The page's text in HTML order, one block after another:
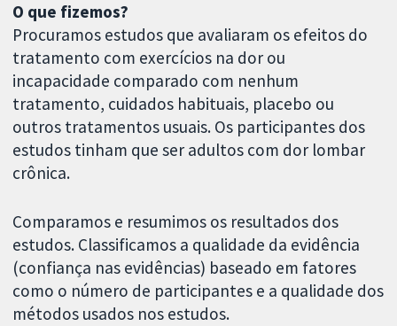
O que fizemos?
Procuramos estudos que avaliaram os efeitos do
tratamento com exercícios na dor ou
incapacidade comparado com nenhum
tratamento, cuidados habituais, placebo ou
outros tratamentos usuais. Os participantes dos
estudos tinham que ser adultos com dor lombar
crônica.
Comparamos e resumimos os resultados dos
estudos. Classificamos a qualidade da evidência
(confiança nas evidências) baseado em fatores
como o número de participantes e a qualidade dos
métodos usados nos estudos.